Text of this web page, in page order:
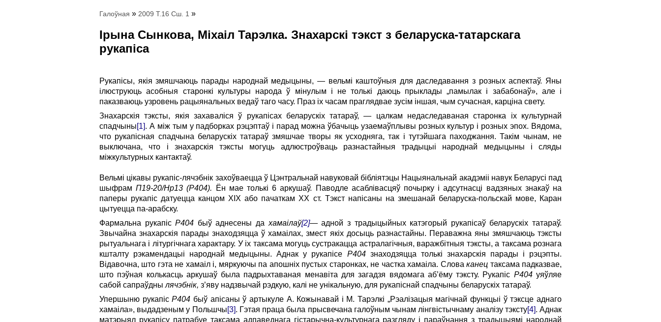
Галоўная » 2009 Т.16 Сш. 1 »
Ірына Сынкова, Міхаіл Тарэлка. Знахарскі тэкст з беларуска-­татарскага
рукапіса
Рукапісы, якія змяшчаюць парады народнай медыцыны, — вельмі каштоўныя для даследавання з розных аспектаў. Яны
ілюструюць асобныя старонкі культуры народа ў мінулым і не толькі даюць прыклады „памылак і забабонаў», але і
паказваюць узровень рацыянальных ведаў таго часу. Праз іх часам праглядвае зусім іншая, чым сучасная, карціна свету.
Знахарскія тэксты, якія захаваліся ў рукапісах беларускіх татараў, — цалкам недаследаваная старонка іх культурнай
спадчыны[1]. А між тым у падборках рэцэптаў і парад можна ўбачыць узаемаўплывы розных культур і розных эпох. Вядома,
что рукапісная спадчына беларускіх татараў змяшчае творы як усходняга, так і тутэйшага паходжання. Такім чынам, не
выключана, что і знахарскія тэксты могуць адлюстроўваць разнастайныя традыцыі народнай медыцыны і сляды
міжкультурных кантактаў.
Вельмі цікавы рукапіс-лячэбнік захоўваецца ў Цэнтральнай навуковай бібліятэцы Нацыянальнай акадэміі навук Беларусі пад
шыфрамП19-20/Нр13 (Р404).
Ён мае толькі 6 аркушаў. Паводле асаблівасцяў почырку і адсутнасці вадзяных знакаў на
паперы рукапіс датуецца канцом ХІХ або пачаткам ХХ ст. Тэкст напісаны на змешанай беларуска-польскай мове, Каран
цытуецца па-арабску.
Фармальна рукапісР404 быў аднесены да хамаілаў[2]— адной з традыцыйных катэгорый рукапісаў беларускіх татараў.
Звычайна знахарскія парады знаходзяцца ў хамаілах, змест якіх досыць разнастайны. Пераважна яны змяшчаюць тэксты
рытуальнага і літургічнага характару. У ix таксама могуць сустракацца астралагічныя, варажбітныя тэксты, а таксама рознага
кшталту рэкамендацыі народнай медыцыны. Аднак у рукапісе Р404 знаходзяцца толькі знахарскія парады і рэцэпты.
Відавочна, што гэта не хамаіл і, мяркуючы па апошніх пустых старонках, не частка хамаіла. Словаканец таксама падказвае,
што пэўная колькасць аркушаў была падрыхтаваная менавіта для загадзя вядомага аб’ёму тэксту. Рукапіс Р404уяўляе
сабой сапраўдны лячэбнік, з’яву надзвычай рэдкую, калі не унікальную, для рукапіснай спадчыны беларускіх татараў.
Упершыню рукапісР404 быў апісаны ў артыкуле А. Кожынавай і М. Тарэлкі „Рэалізацыя магічнай функцыі ў тэксце аднаго
хамаіла», выдадзеным у Польшчы[3]. Гэтая праца была прысвечана галоўным чынам лінгвістычнаму аналізу тэксту[4]. Аднак
матэрыял рукапісу патрабуе таксама адпаведнага гістарычна-культурнага разгляду і параўнання з традыцыямі народнай